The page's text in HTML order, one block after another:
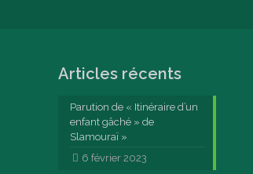
Articles récents
Parution de « Itinéraire d’un
enfant gâché » de
Slamouraï »
6 février 2023